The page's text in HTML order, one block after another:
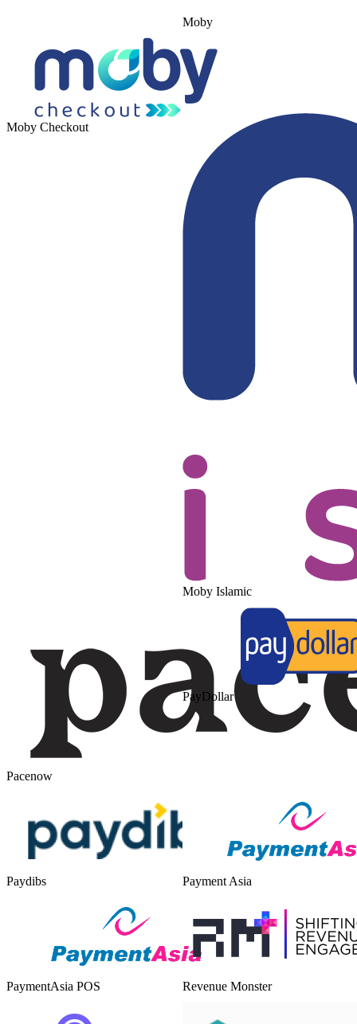
Moby
Moby Checkout
Moby Islamic
Pacenow
PayDollar
Paydibs Payment Asia
PaymentAsia POS Revenue Monster